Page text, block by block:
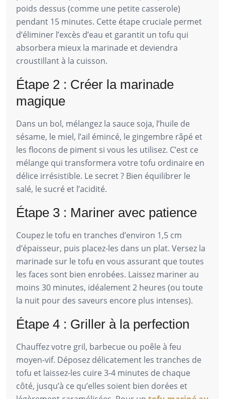
poids dessus (comme une petite casserole)
pendant 15 minutes. Cette étape cruciale permet
d’éliminer l’excès d’eau et garantit un tofu qui
absorbera mieux la marinade et deviendra
croustillant à la cuisson.
Étape 2 : Créer la marinade
magique
Dans un bol, mélangez la sauce soja, l’huile de
sésame, le miel, l’ail émincé, le gingembre râpé et
les flocons de piment si vous les utilisez. C’est ce
mélange qui transformera votre tofu ordinaire en
délice irrésistible. Le secret ? Bien équilibrer le
salé, le sucré et l’acidité.
Étape 3 : Mariner avec patience
Coupez le tofu en tranches d’environ 1,5 cm
d’épaisseur, puis placez-les dans un plat. Versez la
marinade sur le tofu en vous assurant que toutes
les faces sont bien enrobées. Laissez mariner au
moins 30 minutes, idéalement 2 heures (ou toute
la nuit pour des saveurs encore plus intenses).
Étape 4 : Griller à la perfection
Chauffez votre gril, barbecue ou poêle à feu
moyen-vif. Déposez délicatement les tranches de
tofu et laissez-les cuire 3-4 minutes de chaque
côté, jusqu’à ce qu’elles soient bien dorées et